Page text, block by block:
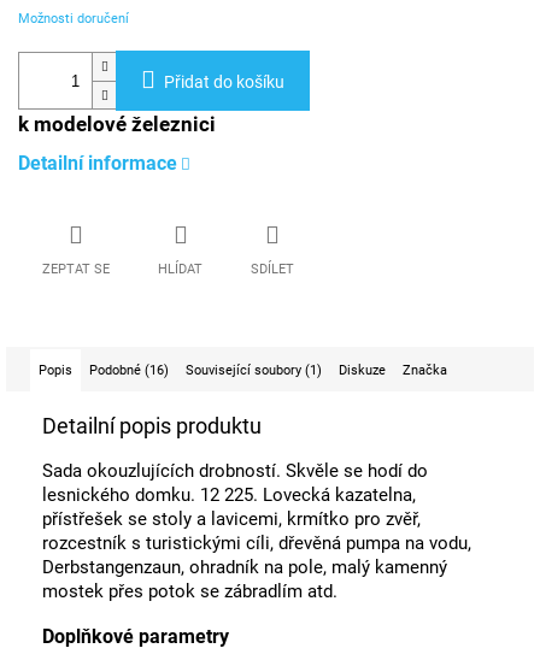
Možnosti doručení
Přidat do košíku
k modelové železnici
Detailní informace
ZEPTAT SE HLÍDAT SDÍLET
Popis Podobné (16) Související soubory (1) Diskuze Značka
Detailní popis produktu
Sada okouzlujících drobností. Skvěle se hodí do
lesnického domku. 12 225. Lovecká kazatelna,
přístřešek se stoly a lavicemi, krmítko pro zvěř,
rozcestník s turistickými cíli, dřevěná pumpa na vodu,
Derbstangenzaun, ohradník na pole, malý kamenný
mostek přes potok se zábradlím atd.
Doplňkové parametry